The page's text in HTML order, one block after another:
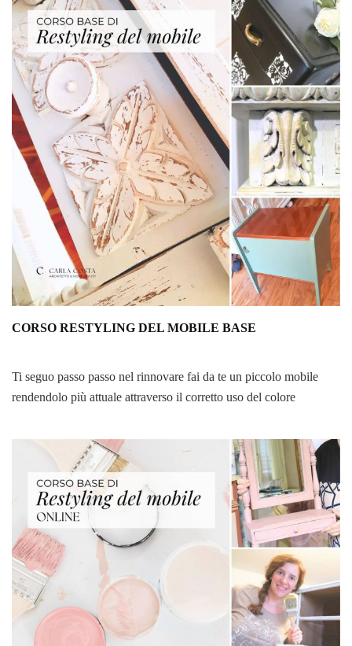
CORSO RESTYLING DEL MOBILE BASE
Ti seguo passo passo nel rinnovare fai da te un piccolo mobile
rendendolo più attuale attraverso il corretto uso del colore